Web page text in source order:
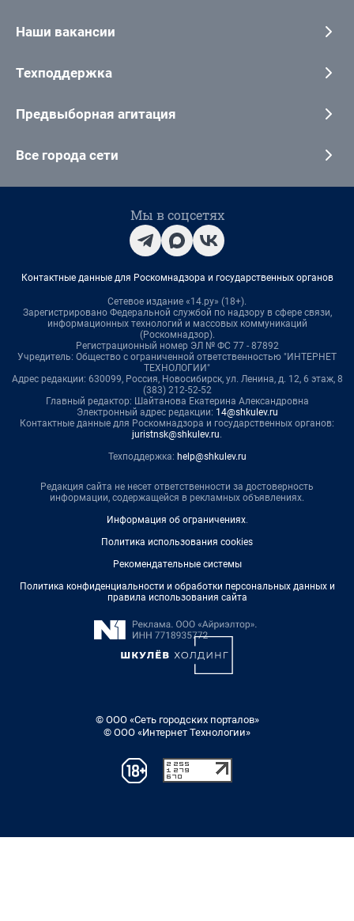
Наши вакансии
Техподдержка
Предвыборная агитация
Все города сети
Мы в соцсетях
Контактные данные для Роскомнадзора и государственных органов
Сетевое издание «14.ру» (18+).
Зарегистрировано Федеральной службой по надзору в сфере связи,
информационных технологий и массовых коммуникаций
(Роскомнадзор).
Регистрационный номер ЭЛ № ФС 77 - 87892
Учредитель: Общество с ограниченной ответственностью "ИНТЕРНЕТ
ТЕХНОЛОГИИ"
Адрес редакции: 630099, Россия, Новосибирск, ул. Ленина, д. 12, 6 этаж, 8
(383) 212-52-52
Главный редактор: Шайтанова Екатерина Александровна
Электронный адрес редакции: 14@shkulev.ru
Контактные данные для Роскомнадзора и государственных органов:
juristnsk@shkulev.ru.
Техподдержка: help@shkulev.ru
Редакция сайта не несет ответственности за достоверность
информации, содержащейся в рекламных объявлениях.
Информация об ограничениях.
Политика использования cookies
Рекомендательные системы
Политика конфиденциальности и обработки персональных данных и
правила использования сайта
© ООО «Сеть городских порталов»
© ООО «Интернет Технологии»